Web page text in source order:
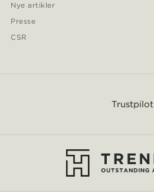
Nye artikler
Presse
CSR
Trustpilot